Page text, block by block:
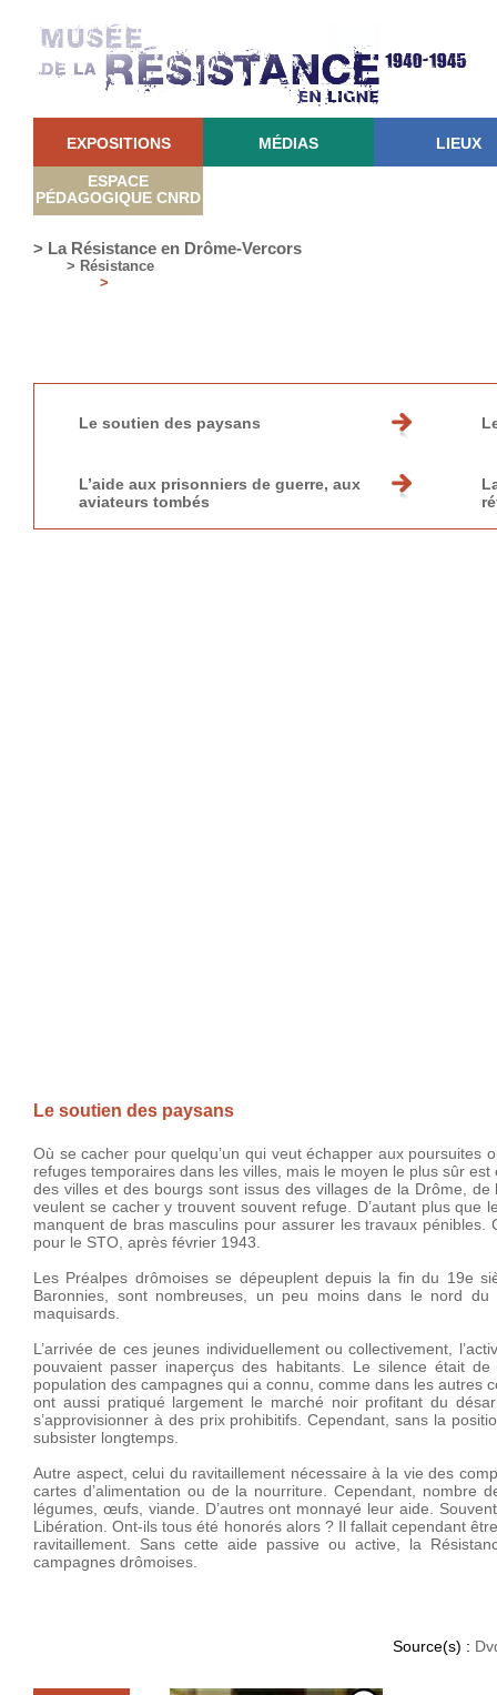
EXPOSITIONS MÉDIAS LIEUX
ESPACE
PÉDAGOGIQUE CNRD
> La Résistance en Drôme-Vercors
> Résistance
>
Le soutien des paysans
L’aide aux prisonniers de guerre, aux
aviateurs tombés
Le soutien des paysans
Où se cacher pour quelqu’un qui veut échapper aux poursuites
refuges temporaires dans les villes, mais le moyen le plus sûr
des villes et des bourgs sont issus des villages de la Drôme,
veulent se cacher y trouvent souvent refuge. D’autant plus
manquent de bras masculins pour assurer les travaux
pour le STO, après février 1943.
Les Préalpes drômoises se dépeuplent depuis la fin du 19e
Baronnies, sont nombreuses, un peu moins dans le nord
maquisards.
L’arrivée de ces jeunes individuellement ou collectivement,
pouvaient passer inaperçus des habitants. Le silence était
population des campagnes qui a connu, comme dans les autres
ont aussi pratiqué largement le marché noir profitant du
s’approvisionner à des prix prohibitifs. Cependant, sans la
subsister longtemps.
Autre aspect, celui du ravitaillement nécessaire à la vie des
cartes d’alimentation ou de la nourriture. Cependant, nombre
légumes, œufs, viande. D’autres ont monnayé leur aide.
Libération. Ont-ils tous été honorés alors ? Il fallait cependant
ravitaillement. Sans cette aide passive ou active, la
campagnes drômoises.
Source(s) :